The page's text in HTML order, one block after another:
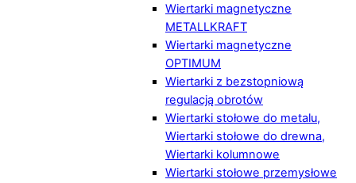
Wiertarki magnetyczne
METALLKRAFT
Wiertarki magnetyczne
OPTIMUM
Wiertarki z bezstopniową
regulacją obrotów
Wiertarki stołowe do metalu,
Wiertarki stołowe do drewna,
Wiertarki kolumnowe
Wiertarki stołowe przemysłowe